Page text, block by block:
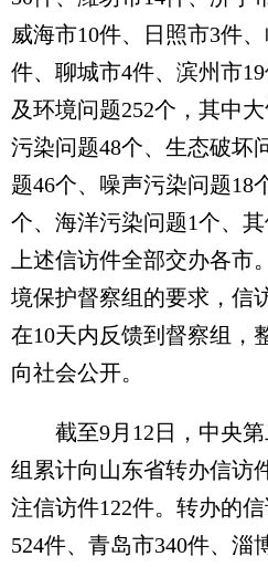
威海市10件、日照市3件
件、聊城市4件、滨州市
及环境问题252个，其中
污染问题48个、生态破坏
题46个、噪声污染问题18
个、海洋污染问题1个、其
上述信访件全部交办各
境保护督察组的要求，信
在10天内反馈到督察组，
向社会公开。
截至9月12日，中央第
组累计向山东省转办信访
注信访件122件。转办的
524件、青岛市340件、淄